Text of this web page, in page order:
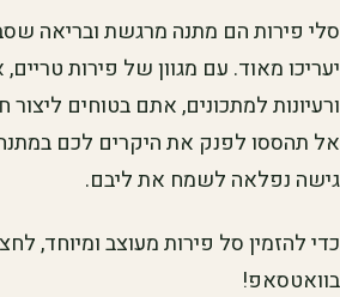
סלי פירות הם מתנה מרגשת ובריאה
יעריכו מאוד. עם מגוון של פירות
ורעיונות למתכונים, אתם בטוחים ליצור
אל תהססו לפנק את היקרים לכם
גישה נפלאה לשמח את ליבם.
כדי להזמין סל פירות מעוצב ומיוחד,
בוואטסאפ!